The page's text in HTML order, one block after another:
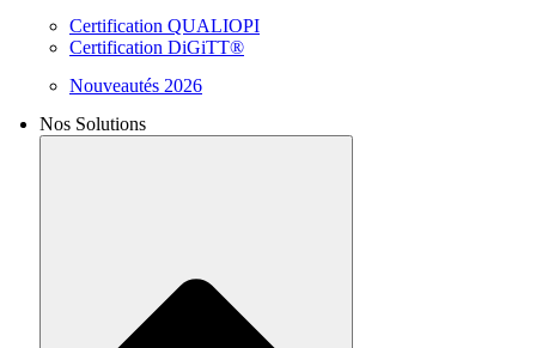
Certification QUALIOPI
Certification DiGiTT®
Nouveautés 2026
Nos Solutions